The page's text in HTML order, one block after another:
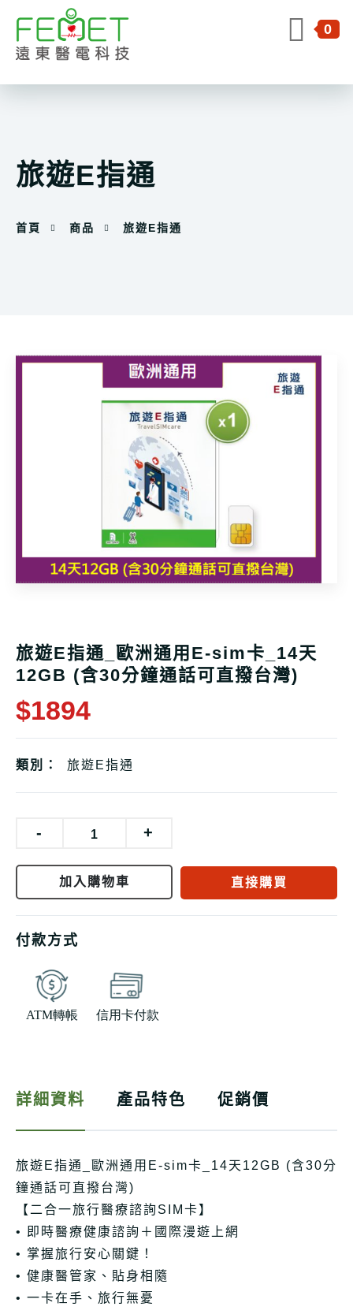
0
旅遊E指通
首頁 商品 旅遊E指通
旅遊E指通_歐洲通用E-sim卡_14天
12GB (含30分鐘通話可直撥台灣)
$1894
類別： 旅遊E指通
- +
加入購物車 直接購買
付款方式
詳細資料 產品特色 促銷價
旅遊E指通_歐洲通用E-sim卡_14天12GB (含30分
鐘通話可直撥台灣)
【二合一旅行醫療諮詢SIM卡】
• 即時醫療健康諮詢＋國際漫遊上網
• 掌握旅行安心關鍵！
• 健康醫管家、貼身相隨
• 一卡在手、旅行無憂